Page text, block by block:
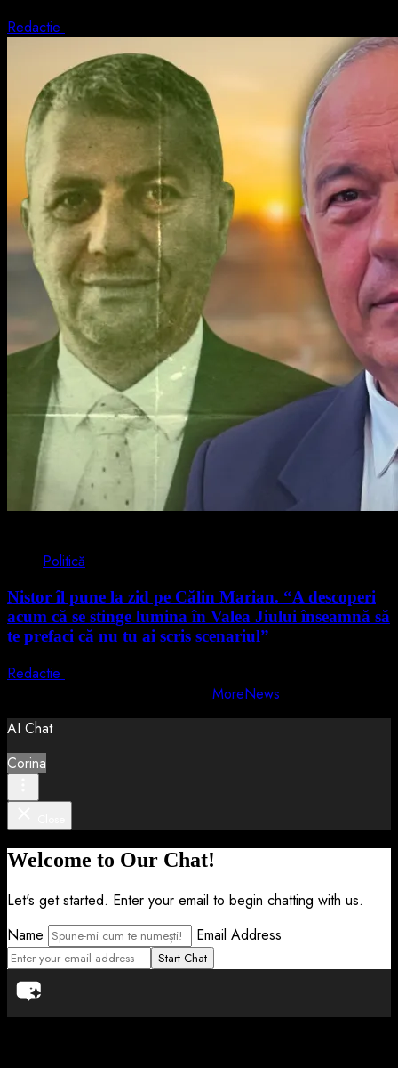
Redactie
Politică
Nistor îl pune la zid pe Călin Marian. “A descoperi
acum că se stinge lumina în Valea Jiului înseamnă să
te prefaci că nu tu ai scris scenariul”
Redactie
MoreNews
AI Chat
Corina
Welcome to Our Chat!
Let's get started. Enter your email to begin chatting with us.
Name
Email Address
Start Chat